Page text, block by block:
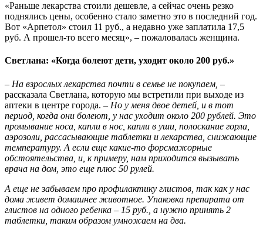
«Раньше лекарства стоили дешевле, а сейчас очень резко
поднялись цены, особенно стало заметно это в последний год.
Вот «Арпетол» стоил 11 руб., а недавно уже заплатила 17,5
руб. А прошел-то всего месяц», – пожаловалась женщина.
Светлана: «Когда болеют дети, уходит около 200 руб.»
– На взрослых лекарства почти в семье не покупаем, –
рассказала Светлана, которую мы встретили при выходе из
аптеки в центре города. – Но у меня двое детей, и в тот
период, когда они болеют, у нас уходит около 200 рублей. Это
промывание носа, капли в нос, капли в уши, полоскание горла,
аэрозоли, рассасывающие таблетки и лекарства, снижающие
температуру. А если еще какие-то форсмажорные
обстоятельства, и, к примеру, нам приходится вызывать
врача на дом, это еще плюс 50 рулей.
А еще не забываем про профилактику глистов, так как у нас
дома живет домашнее животное. Упаковка препарата от
глистов на одного ребенка – 15 руб., а нужно принять 2
таблетки, таким образом умножаем на два.